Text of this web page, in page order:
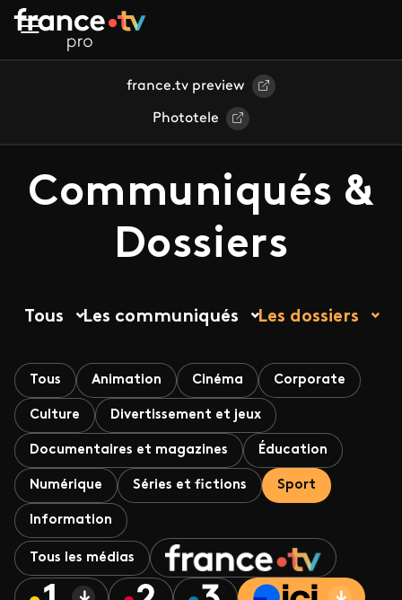
Aller au contenu principal
france.tv preview
Phototele
Communiqués &
Dossiers
Tous Les communiqués Les dossiers
Tous Animation Cinéma Corporate
Culture Divertissement et jeux
Documentaires et magazines Éducation
Numérique Séries et fictions Sport
Information
Tous les médias